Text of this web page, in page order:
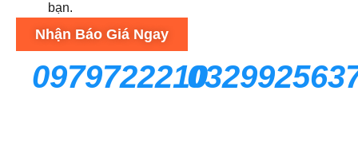
bạn.
Nhận Báo Giá Ngay
0979722210